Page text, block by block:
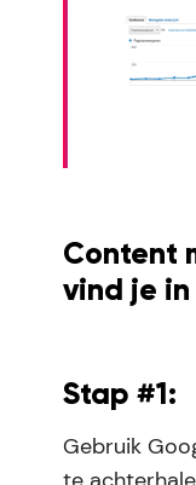
Content
vind je
Stap #1:
Gebruik